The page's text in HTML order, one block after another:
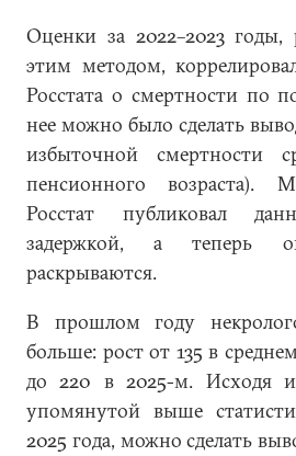
Оценки за 2022–2023 годы,
этим методом,
Росстата о смертности по
нее можно было сделать
избыточной смертности
пенсионного возраста).
Росстат публиковал
задержкой, а теперь
раскрываются.
В прошлом году
больше: рост от 135 в
до 220 в 2025-м. Исходя
упомянутой выше
2025 года, можно сделать